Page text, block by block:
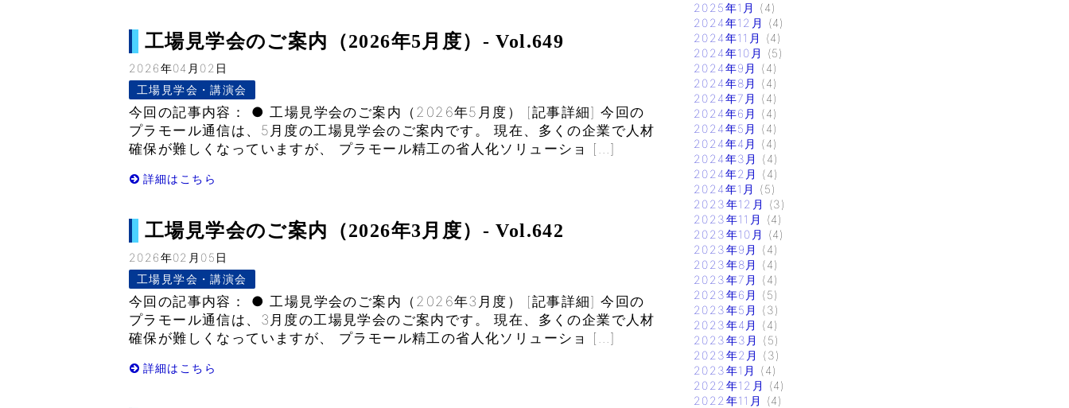
工場見学会のご案内（2026年5月度）- Vol.649
2026年04月02日
工場見学会・講演会
今回の記事内容： ● 工場見学会のご案内（2026年5月度） [記事詳細] 今回の
プラモール通信は、5月度の工場見学会のご案内です。 現在、多くの企業で人材
確保が難しくなっていますが、 プラモール精工の省人化ソリューショ […]
詳細はこちら
工場見学会のご案内（2026年3月度）- Vol.642
2026年02月05日
工場見学会・講演会
今回の記事内容： ● 工場見学会のご案内（2026年3月度） [記事詳細] 今回の
プラモール通信は、3月度の工場見学会のご案内です。 現在、多くの企業で人材
確保が難しくなっていますが、 プラモール精工の省人化ソリューショ […]
詳細はこちら
2025年1月
(4)
2024年12月
(4)
2024年11月
(4)
2024年10月
(5)
2024年9月
(4)
2024年8月
(4)
2024年7月
(4)
2024年6月
(4)
2024年5月
(4)
2024年4月
(4)
2024年3月
(4)
2024年2月
(4)
2024年1月
(5)
2023年12月
(3)
2023年11月
(4)
2023年10月
(4)
2023年9月
(4)
2023年8月
(4)
2023年7月
(4)
2023年6月
(5)
2023年5月
(3)
2023年4月
(4)
2023年3月
(5)
2023年2月
(3)
2023年1月
(4)
2022年12月
(4)
2022年11月
(4)